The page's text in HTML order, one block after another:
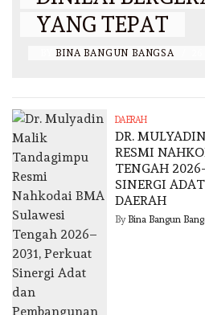
YANG TEPAT
BINA BANGUN BANGSA
DAERAH
DR.
RESMI
TENGAH
SINERGI
DAERAH
By Bina Bangun